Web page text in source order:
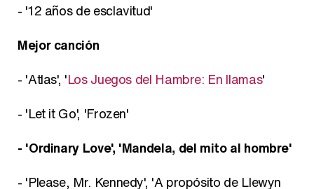
- '12 años de esclavitud'
Mejor canción
- 'Atlas', 'Los Juegos del Hambre: En llamas'
- 'Let it Go', 'Frozen'
- 'Ordinary Love', 'Mandela, del mito al hombre'
- 'Please, Mr. Kennedy', 'A propósito de Llewyn